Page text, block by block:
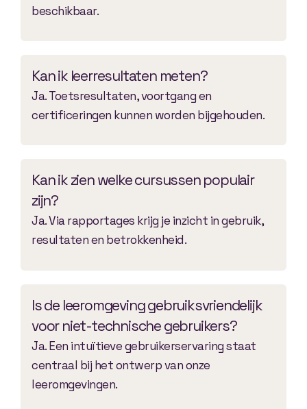
beschikbaar.
Kan ik leerresultaten meten?
Ja. Toetsresultaten, voortgang en
certificeringen kunnen worden bijgehouden.
Kan ik zien welke cursussen populair
zijn?
Ja. Via rapportages krijg je inzicht in gebruik,
resultaten en betrokkenheid.
Is de leeromgeving gebruiksvriendelijk
voor niet-technische gebruikers?
Ja. Een intuïtieve gebruikerservaring staat
centraal bij het ontwerp van onze
leeromgevingen.